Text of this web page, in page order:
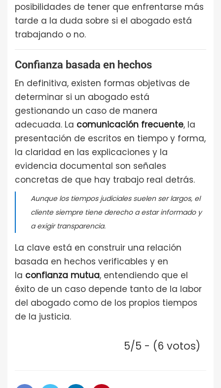
posibilidades de tener que enfrentarse más
tarde a la duda sobre si el abogado está
trabajando o no.
Confianza basada en hechos
En definitiva, existen formas objetivas de
determinar si un abogado está
gestionando un caso de manera
adecuada. La comunicación frecuente, la
presentación de escritos en tiempo y forma,
la claridad en las explicaciones y la
evidencia documental son señales
concretas de que hay trabajo real detrás.
Aunque los tiempos judiciales suelen ser largos, el
cliente siempre tiene derecho a estar informado y
a exigir transparencia.
La clave está en construir una relación
basada en hechos verificables y en
la confianza mutua, entendiendo que el
éxito de un caso depende tanto de la labor
del abogado como de los propios tiempos
de la justicia.
5/5 - (6 votos)